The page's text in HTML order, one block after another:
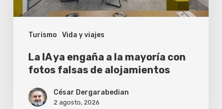
Turismo Vida y viajes
fotos
falsas
alojamientos
La IA ya engaña a la mayoría con
fotos falsas de alojamientos
César Dergarabedian
2 agosto, 2026